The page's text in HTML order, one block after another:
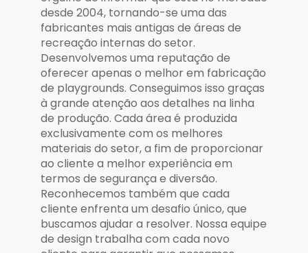
desde 2004, tornando-se uma das
fabricantes mais antigas de áreas de
recreação internas do setor.
Desenvolvemos uma reputação de
oferecer apenas o melhor em fabricação
de playgrounds. Conseguimos isso graças
à grande atenção aos detalhes na linha
de produção. Cada área é produzida
exclusivamente com os melhores
materiais do setor, a fim de proporcionar
ao cliente a melhor experiência em
termos de segurança e diversão.
Reconhecemos também que cada
cliente enfrenta um desafio único, que
buscamos ajudar a resolver. Nossa equipe
de design trabalha com cada novo